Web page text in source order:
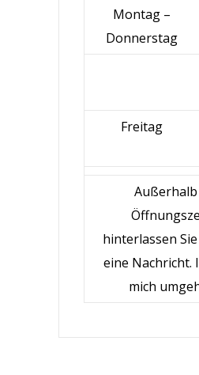
Montag –
Donnerstag
Freitag
hinterlassen
eine Nachricht.
mich